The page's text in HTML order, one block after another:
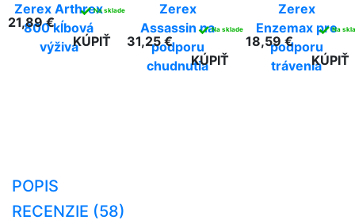
Zerex Arthrex
800 kĺbová
výživa
21,89 €
✓ Na sklade
KÚPIŤ
Zerex
Assassin na
podporu
chudnutia
31,25 €
✓ Na sklade
KÚPIŤ
Zerex
Enzemax pre
podporu
trávenia
18,59 €
✓ Na
KÚPIŤ
POPIS
RECENZIE (58)